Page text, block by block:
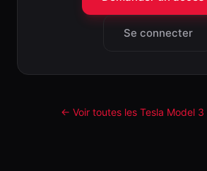
Se connecter
← Voir toutes les Tesla Model 3